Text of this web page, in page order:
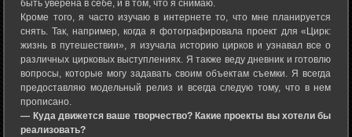
быть уверена в себе, и в том, что я снимаю.
Кроме того, я часто изучаю в интернете то, что мне планируется
снять. Так, например, когда я фотографировала проект для «Цирк:
жизнь в путешествии», я изучала историю цирков и узнавал все о
различных цирковых выступлениях. Я также веду дневник и готовлю
вопросы, которые могу задавать своим объектам съемки. Я всегда
предоставляю модельный релиз и всегда следую тому, что в нем
прописано.
— Куда движется ваше творчество? Какие проекты вы хотели бы
реализовать?